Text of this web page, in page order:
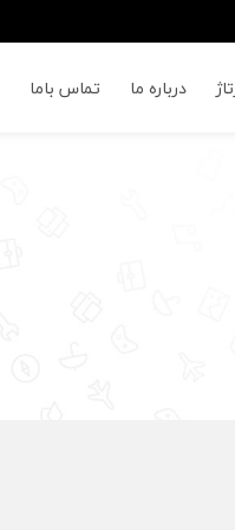
درباره ما تماس باما